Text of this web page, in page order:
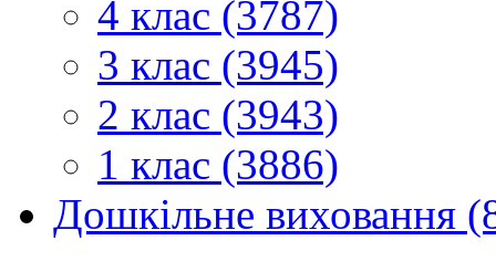
4 клас (3787)
3 клас (3945)
2 клас (3943)
1 клас (3886)
Дошкільне виховання